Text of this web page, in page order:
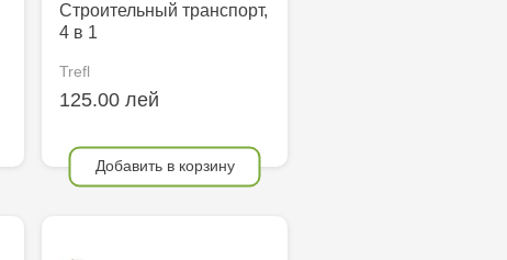
Строительный транспорт,
4 в 1
Trefl
125.00 лей
Добавить в корзину